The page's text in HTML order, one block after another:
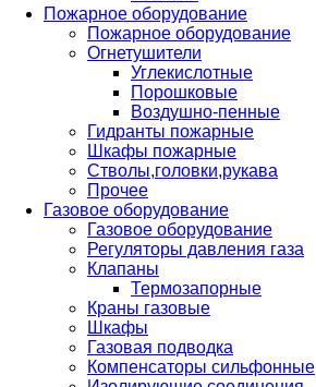
Пожарное оборудование
Пожарное оборудование
Огнетушители
Углекислотные
Порошковые
Воздушно-пенные
Гидранты пожарные
Шкафы пожарные
Стволы,головки,рукава
Прочее
Газовое оборудование
Газовое оборудование
Регуляторы давления газа
Клапаны
Термозапорные
Краны газовые
Шкафы
Газовая подводка
Компенсаторы сильфонные